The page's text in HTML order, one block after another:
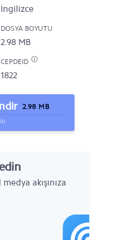
İngilizce
DOSYA BOYUTU
2.98 MB
CEPDEID
1822
2.98 MB
akışınıza